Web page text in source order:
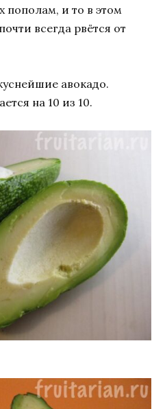
пополам, и то в этом
всегда рвётся от
авокадо.
на 10 из 10.